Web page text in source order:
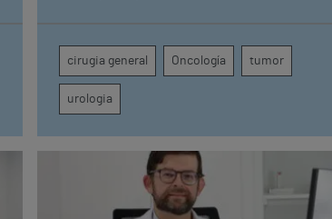
Anestesia, UCI, Enfermería de
Quirófano, Banco de Sangre y Farmacia
cirugia general Oncología tumor
urologia